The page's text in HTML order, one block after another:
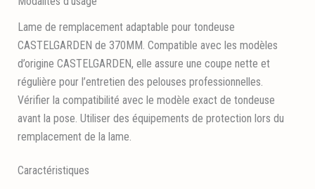
Lame de remplacement adaptable pour tondeuse
CASTELGARDEN de 370MM. Compatible avec les modèles
d’origine CASTELGARDEN, elle assure une coupe nette et
régulière pour l’entretien des pelouses professionnelles.
Vérifier la compatibilité avec le modèle exact de tondeuse
avant la pose. Utiliser des équipements de protection lors du
remplacement de la lame.
Caractéristiques